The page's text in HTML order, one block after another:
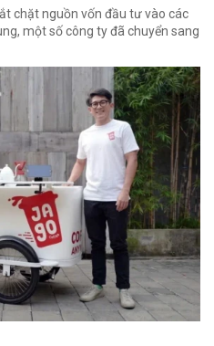
chặt nguồn vốn đầu tư vào các
một số công ty đã chuyển sang